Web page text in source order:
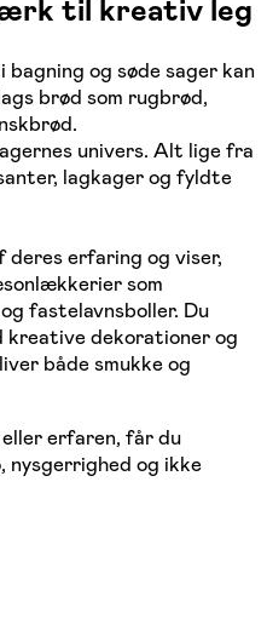
til kreativ leg
og søde sager kan
brød som rugbrød,
univers. Alt lige fra
lagkager og fyldte
deres erfaring og viser,
som
fastelavnsboller. Du
dekorationer og
både smukke og
erfaren, får du
nysgerrighed og ikke